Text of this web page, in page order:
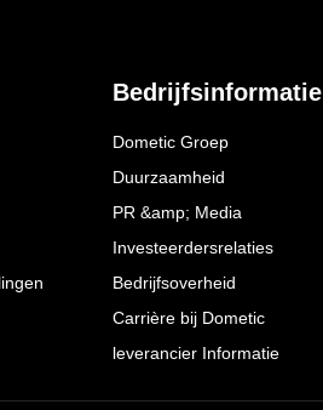
Bedrijfsinformatie
Dometic Groep
Duurzaamheid
PR &amp; Media
Investeerdersrelaties
Bedrijfsoverheid
Carrière bij Dometic
leverancier Informatie